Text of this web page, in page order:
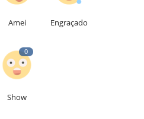
Amei Engraçado
0
Show